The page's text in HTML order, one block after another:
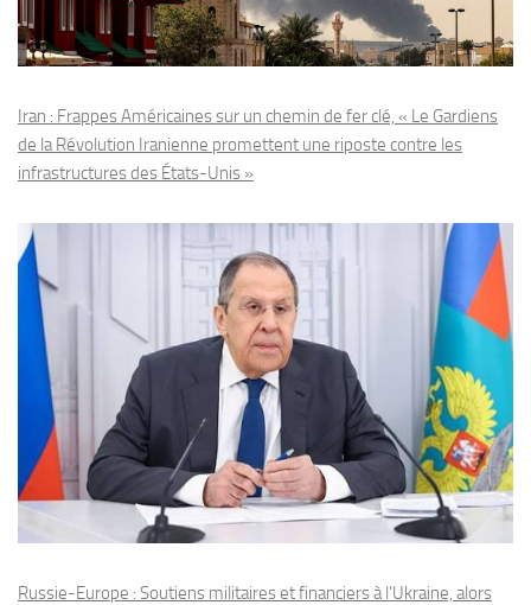
Iran : Frappes Américaines sur un chemin de fer clé, « Le Gardiens
de la Révolution Iranienne promettent une riposte contre les
infrastructures des États-Unis »
Russie-Europe : Soutiens militaires et financiers à l’Ukraine, alors